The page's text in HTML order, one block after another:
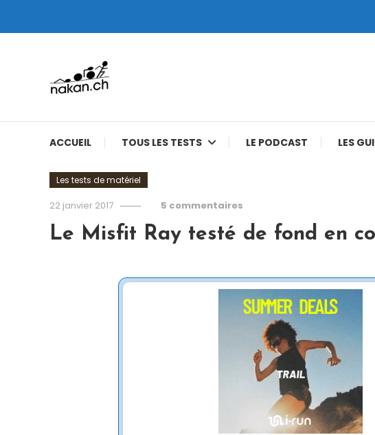
ACCUEIL TOUS LES TESTS LE PODCAST LES
Les tests de matériel
22 janvier 2017 5 commentaires
Le Misfit Ray testé de fond en